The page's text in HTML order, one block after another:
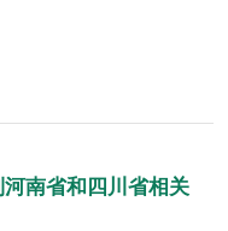
南省和四川省相关